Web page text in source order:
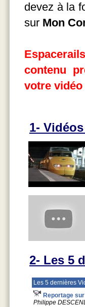
devez à la
sur Mon
contenu
votre
1-
2- Les 5
Les 5 dernières
Reportage
Philippe